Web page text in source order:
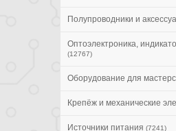
Полупроводники и
Оптоэлектроника,
(12767)
Оборудование для
Крепёж и механические
Источники питания (7241)